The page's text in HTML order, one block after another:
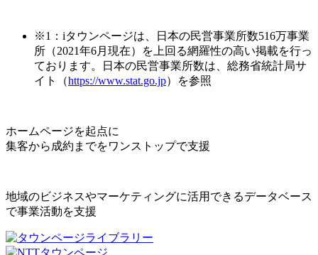
※1：iタウンページは、日本の民営事業所数516万事業
所（2021年6月現在）を上回る網羅性の高い掲載を行っ
ております。日本の民営事業所数は、総務省統計局サ
イト（https://www.stat.go.jp）を参照
ホームページを起点に
集客から成約までをワンストップで支援
地域のビジネスやマーケティングに活用できるデータベース
で事業活動を支援